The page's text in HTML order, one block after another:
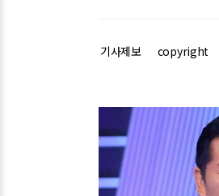
기사제보 copyright
관련기사